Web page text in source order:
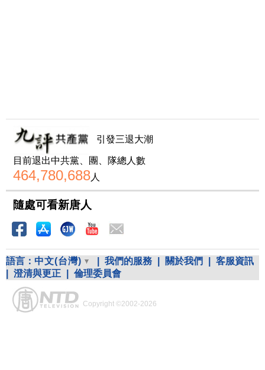
引發三退大潮
目前退出中共黨、團、隊總人數
464,780,688人
隨處可看新唐人
語言： 中文(台灣) 我們的服務 關於我們
客服資訊
澄清與更正 倫理委員會
Copyright ©2002-2026